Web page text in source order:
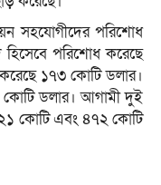
সহযোগীদের পরিশোধ
পরিশোধ করেছে
১৭৩ কোটি ডলার।
কোটি ডলার। আগামী দুই
কোটি এবং ৪৭২ কোটি